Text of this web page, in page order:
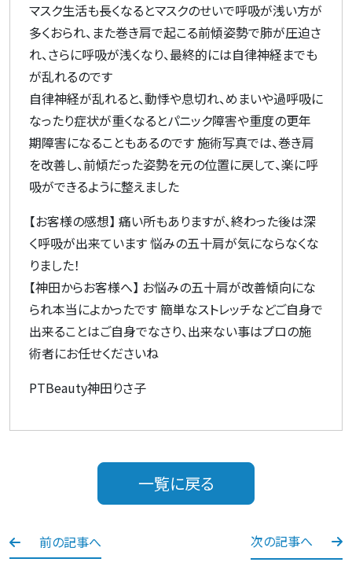
マスク生活も長くなるとマスクのせいで呼吸が浅い方が
多くおられ、また巻き肩で起こる前傾姿勢で肺が圧迫さ
れ、さらに呼吸が浅くなり、最終的には自律神経までも
が乱れるのです
自律神経が乱れると、動悸や息切れ、めまいや過呼吸に
なったり症状が重くなるとパニック障害や重度の更年
期障害になることもあるのです 施術写真では、巻き肩
を改善し、前傾だった姿勢を元の位置に戻して、楽に呼
吸ができるように整えました
【お客様の感想】 痛い所もありますが、終わった後は深
く呼吸が出来ています 悩みの五十肩が気にならなくな
りました！
【神田からお客様へ】 お悩みの五十肩が改善傾向にな
られ本当によかったです 簡単なストレッチなどご自身で
出来ることはご自身でなさり、出来ない事はプロの施
術者にお任せくださいね
PTBeauty神田りさ子
一覧に戻る
前の記事へ 次の記事へ